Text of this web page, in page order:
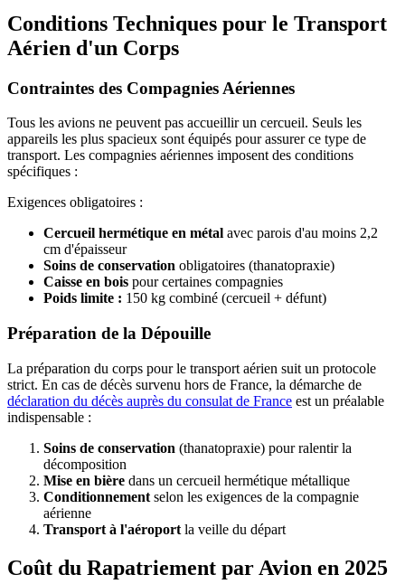
Conditions Techniques pour le Transport
Aérien d'un Corps
Contraintes des Compagnies Aériennes
Tous les avions ne peuvent pas accueillir un cercueil. Seuls les
appareils les plus spacieux sont équipés pour assurer ce type de
transport. Les compagnies aériennes imposent des conditions
spécifiques :
Exigences obligatoires :
Cercueil hermétique en métal avec parois d'au moins 2,2
cm d'épaisseur
Soins de conservation obligatoires (thanatopraxie)
Caisse en bois pour certaines compagnies
Poids limite : 150 kg combiné (cercueil + défunt)
Préparation de la Dépouille
La préparation du corps pour le transport aérien suit un protocole
strict. En cas de décès survenu hors de France, la démarche de
déclaration du décès auprès du consulat de France est un préalable
indispensable :
Soins de conservation (thanatopraxie) pour ralentir la
décomposition
Mise en bière dans un cercueil hermétique métallique
Conditionnement selon les exigences de la compagnie
aérienne
Transport à l'aéroport la veille du départ
Coût du Rapatriement par Avion en 2025